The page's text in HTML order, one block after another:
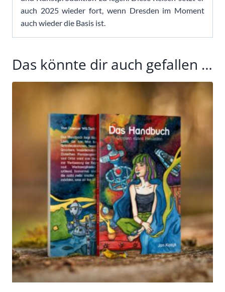
auch 2025 wieder fort, wenn Dresden im Moment
auch wieder die Basis ist.
Das könnte dir auch gefallen …